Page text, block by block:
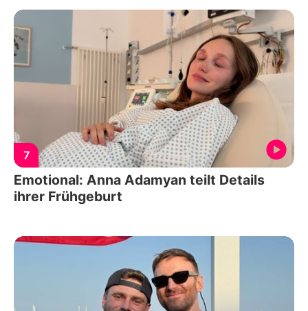
7
Emotional: Anna Adamyan teilt Details
ihrer Frühgeburt